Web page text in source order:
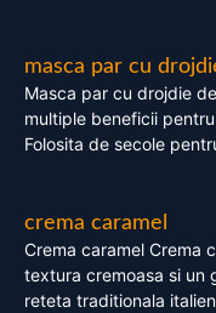
masca par cu
Masca par cu drojdie
multiple beneficii
Folosita de secole
crema caramel
Crema caramel Crema
textura cremoasa si un
reteta traditionala